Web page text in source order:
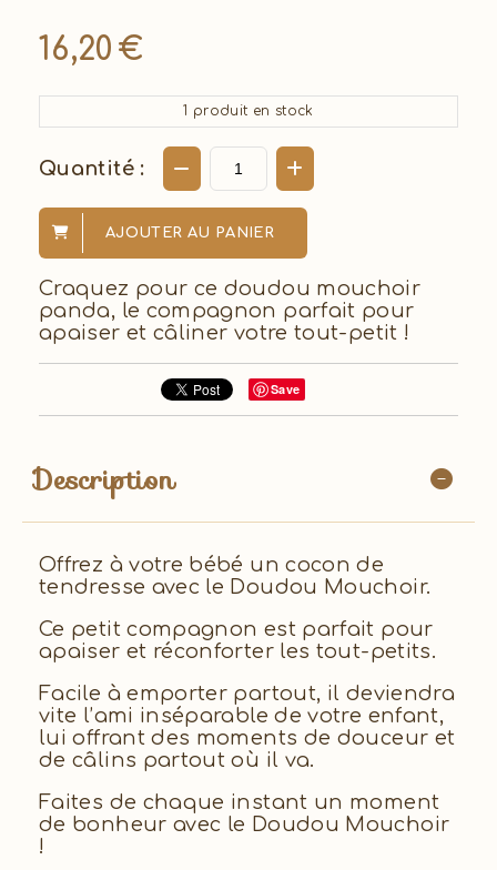
16,20 €
1 produit en stock
Quantité :
AJOUTER AU PANIER
Craquez pour ce doudou mouchoir
panda, le compagnon parfait pour
apaiser et câliner votre tout-petit !
Save
Description
Offrez à votre bébé un cocon de
tendresse avec le Doudou Mouchoir.
Ce petit compagnon est parfait pour
apaiser et réconforter les tout-petits.
Facile à emporter partout, il deviendra
vite l’ami inséparable de votre enfant,
lui offrant des moments de douceur et
de câlins partout où il va.
Faites de chaque instant un moment
de bonheur avec le Doudou Mouchoir
!